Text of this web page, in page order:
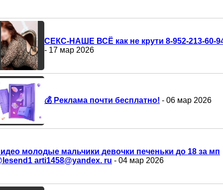
СЕКС-НАШЕ ВСЁ как не крути 8-952-213-60-
- 17 мар 2026
💰 Реклама почти бесплатно! - 06 мар 2026
молодые мальчики девочки печеньки до 18 за мп
arti1458@yandex. ru - 04 мар 2026